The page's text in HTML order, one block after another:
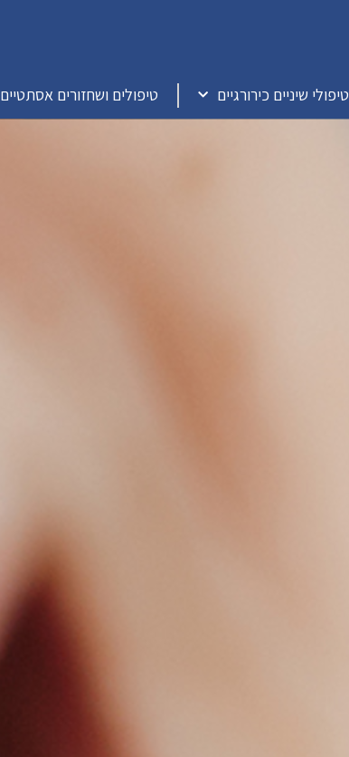
טיפולי שיניים כירורגיים טיפולים ושחזורים אסתטיים